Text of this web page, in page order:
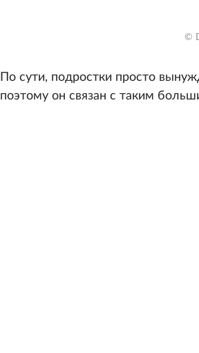
©
По сути, подростки просто
поэтому он связан с таким